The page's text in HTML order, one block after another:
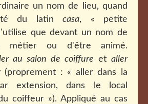
un nom de lieu, quand
du latin casa, « petite
que devant un nom de
métier ou d'être animé.
au salon de coiffure et aller
(proprement : « aller dans la
extension, dans le local
coiffeur »). Appliqué au cas